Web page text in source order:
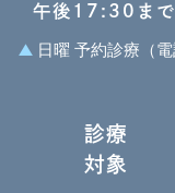
午後17:30まで
日曜 予約診療（
診療
対象